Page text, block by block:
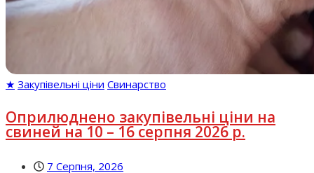
★ Закупівельні ціни Свинарство
Оприлюднено закупівельні ціни на
свиней на 10 – 16 серпня 2026 р.
7 Серпня, 2026